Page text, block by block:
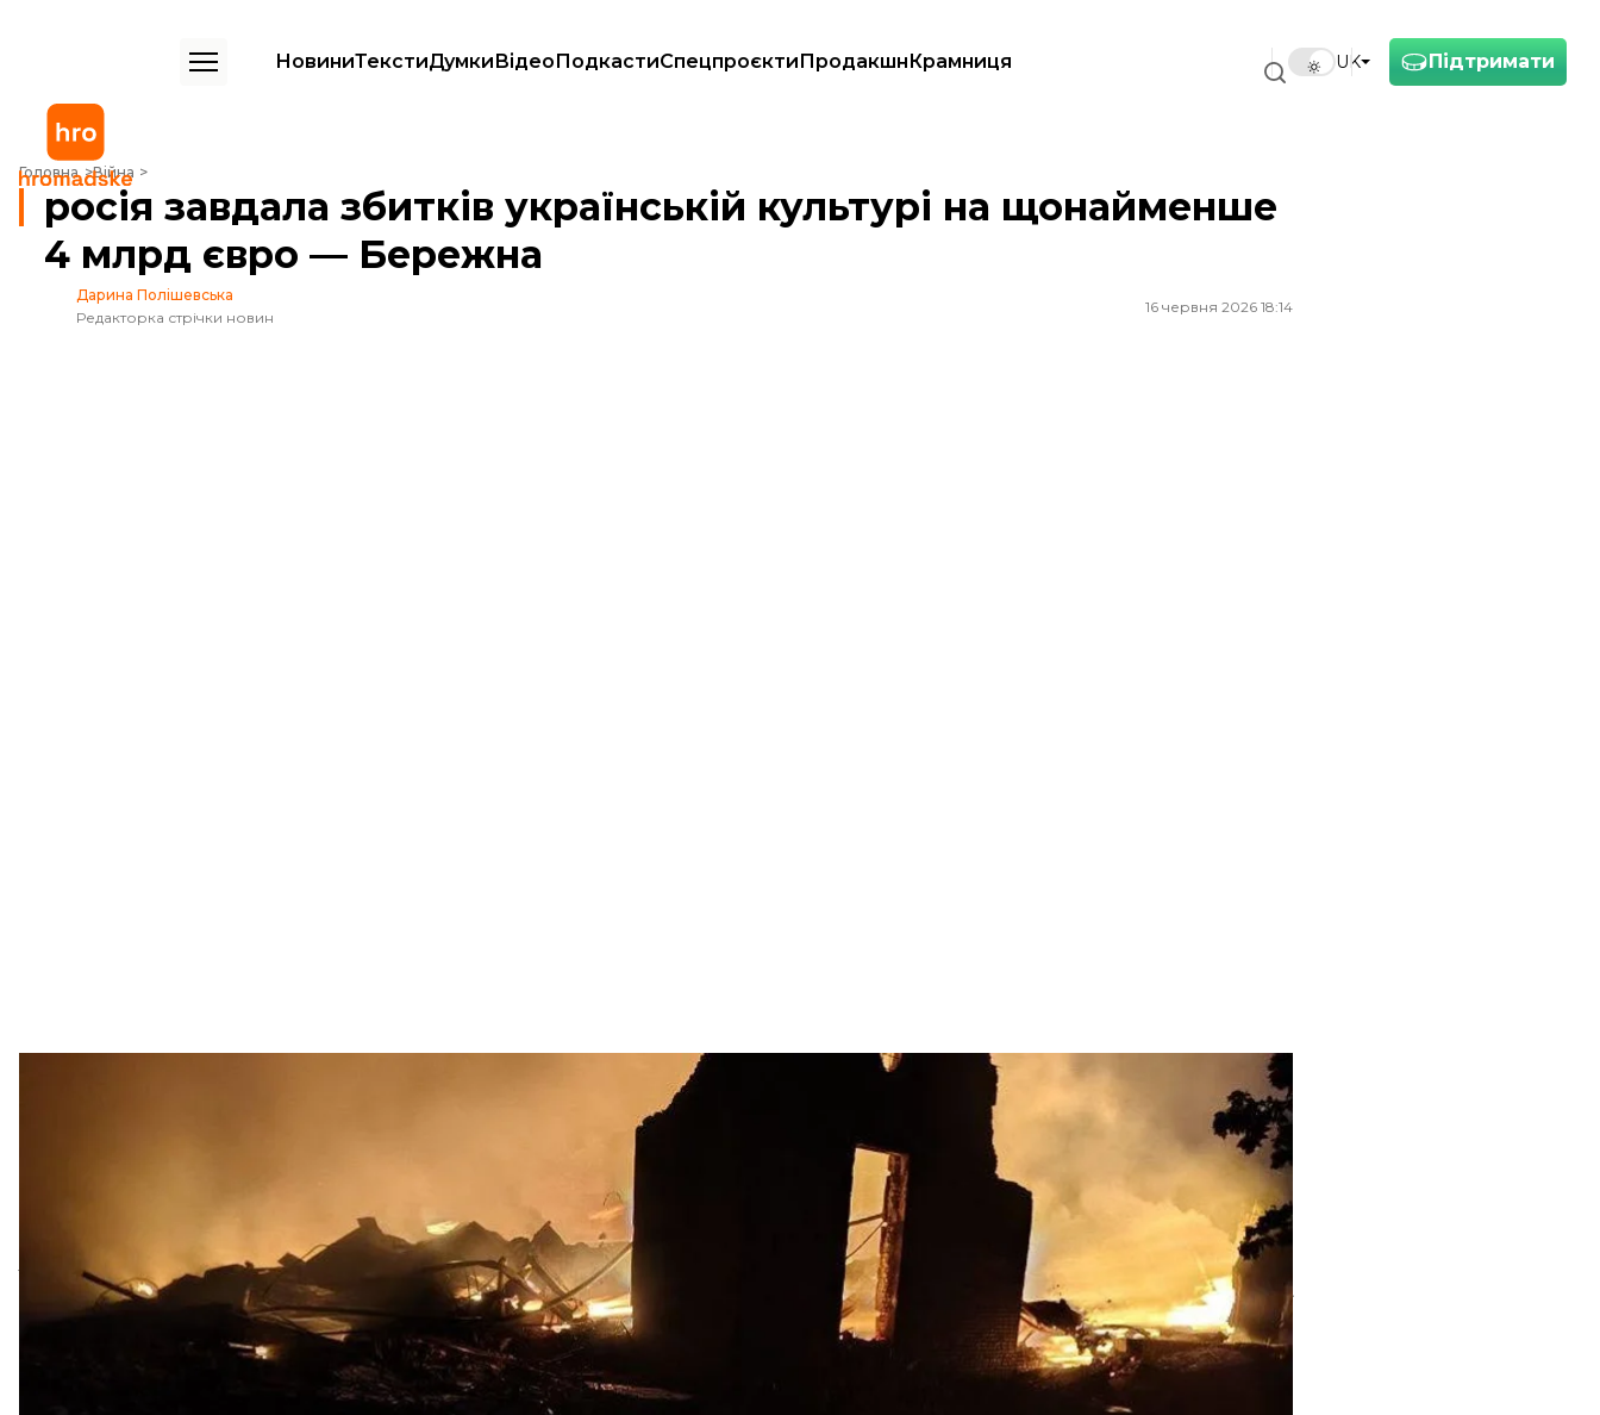
Підтримати
UK
НовиниТекстиДумкиВідеоПодкастиСпецпроєктиПродакшнКрамниця
Головна Війна
росія завдала збитків українській культурі на щонайменше 4 млрд євро — Бережна
росія завдала збитків українській культурі на щонайменше
4 млрд євро — Бережна
Дарина Полішевська
Редакторка стрічки новин
16 червня 2026 18:14
Наслідки атаки на кіностудію Довженка в Києві, 15 червня 2026 року
Facebook / Tetyana Berezhna
Загальна сума прямих збитків українській культурі через агресію рф зросла до 4 мільярдів євро, а непрямих — до 24
міністерка культури Тетяна Бережна в ефірі телемаратону «Єдині Новини».
За її словами, з початку повномасштабного вторгнення росіяни пошкодили 1 913 пам’яток культурної спадщини України та 2
573 об’єкти культурної інфраструктури. У ніч проти 15 червня, коли
росіяни масовано атакували
Київ безпілотниками
та ракетами, постраждали ще 13 об’єктів культури.
«Це були як об’єкти всесвітньої спадщини ЮНЕСКО, пам’ятки національного значення, культурні інституції, заклади мистецької
освіти. росія атакує нас щодня і прицільно атакує нашу культуру, тому що вони намагаються стерти нашу ідентичність, стерти
, — каже Бережна.